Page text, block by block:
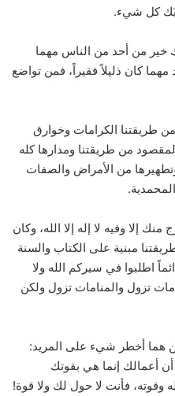
كل شيء.
خير من أحد من الناس مهما
كان ذليلاً فقيراً، فمن تواضع
من طريقتنا الكرامات وخوارق
من طريقتنا ومدارها كله
من الأمراض والصفات
يخرج منك إلا وفيه لا إله إلا الله، وكان
مبنية على الكتاب والسنة
اطلبوا في سيركم الله ولا
تزول والمنامات تزول ولكن
اثنين هما أخطر شيء على المريد:
أعمالك إنما هي بقوتك
وقوته، فأنت لا حول لك ولا قوة!